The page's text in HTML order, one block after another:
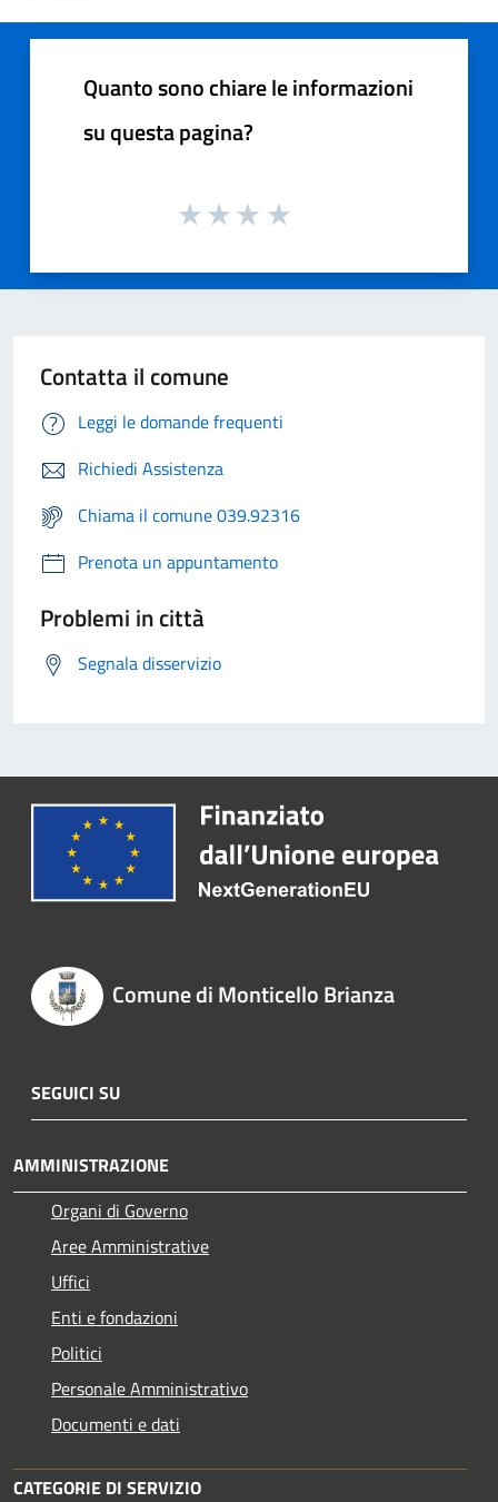
Quanto sono chiare le informazioni
su questa pagina?
Contatta il comune
Leggi le domande frequenti
Richiedi Assistenza
Chiama il comune 039.92316
Prenota un appuntamento
Problemi in città
Segnala disservizio
Comune di Monticello Brianza
SEGUICI SU
AMMINISTRAZIONE
Organi di Governo
Aree Amministrative
Uffici
Enti e fondazioni
Politici
Personale Amministrativo
Documenti e dati
CATEGORIE DI SERVIZIO